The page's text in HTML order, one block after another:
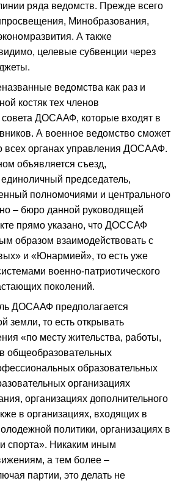
ряда ведомств. Прежде всего
Минобразования,
А также
целевые субвенции через
ведомства как раз и
костяк тех членов
совета ДОСААФ, которые входят в
А военное ведомство сможет
всех органах управления ДОСААФ.
объявляется съезд,
председатель,
полномочиями и центрального
– бюро данной руководящей
прямо указано, что ДОССАФ
образом взаимодействовать с
и «Юнармией», то есть уже
военно-патриотического
поколений.
ДОСААФ предполагается
земли, то есть открывать
«по месту жительства, работы,
общеобразовательных
образовательных
организациях
организациях дополнительного
в организациях, входящих в
политики, организациях в
спорта». Никаким иным
а тем более –
партии, это делать не